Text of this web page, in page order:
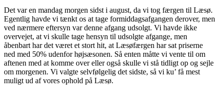
Det var en mandag morgen sidst i august, da vi tog færgen til Læsø.
Egentlig havde vi tænkt os at tage formiddagsafgangen derover, men
ved nærmere eftersyn var denne afgang udsolgt. Vi havde ikke
overvejet, at vi skulle tage hensyn til udsolgte afgange, men
åbenbart har det været et stort hit, at Læsøfærgen har sat priserne
ned med 50% udenfor højsæsonen. Så enten måtte vi vente til om
aftenen med at komme over eller også skulle vi stå tidligt op og sejle
om morgenen. Vi valgte selvfølgelig det sidste, så vi ku’ få mest
muligt ud af vores ophold på Læsø.